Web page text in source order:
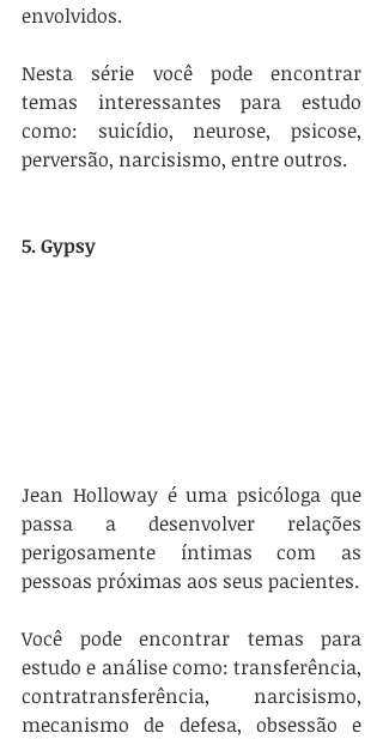
envolvidos.
Nesta série você pode encontrar
temas interessantes para estudo
como: suicídio, neurose, psicose,
perversão, narcisismo, entre outros.
5. Gypsy
Jean Holloway é uma psicóloga que
passa a desenvolver relações
perigosamente íntimas com as
pessoas próximas aos seus pacientes.
Você pode encontrar temas para
estudo e análise como: transferência,
contratransferência, narcisismo,
mecanismo de defesa, obsessão e